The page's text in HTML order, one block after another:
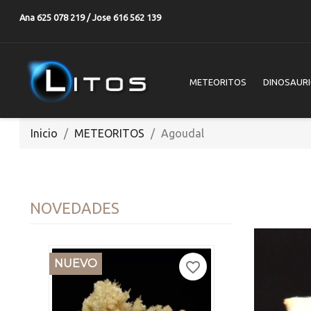
Ana 625 078 219 / Jose 616 562 139
METEORITOS
Inicio METEORITOS Agoudal
NOVEDADES
NUEVO favorite_border